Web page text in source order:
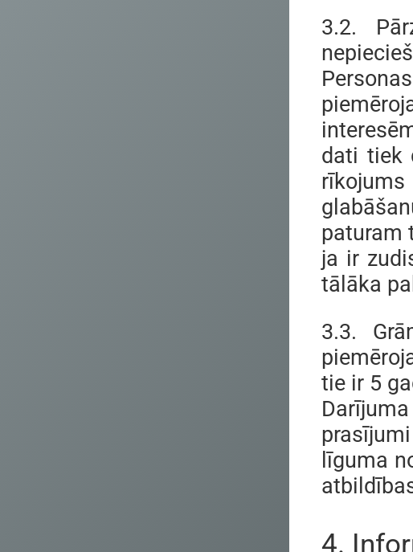
3.2.
dati tiek
paturam
ja ir
tālāka
3.3.
tie ir 5
līguma
4.